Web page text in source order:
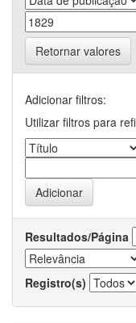
Retornar valores
Adicionar filtros:
Utilizar filtros para
Resultados/Página
Registro(s)